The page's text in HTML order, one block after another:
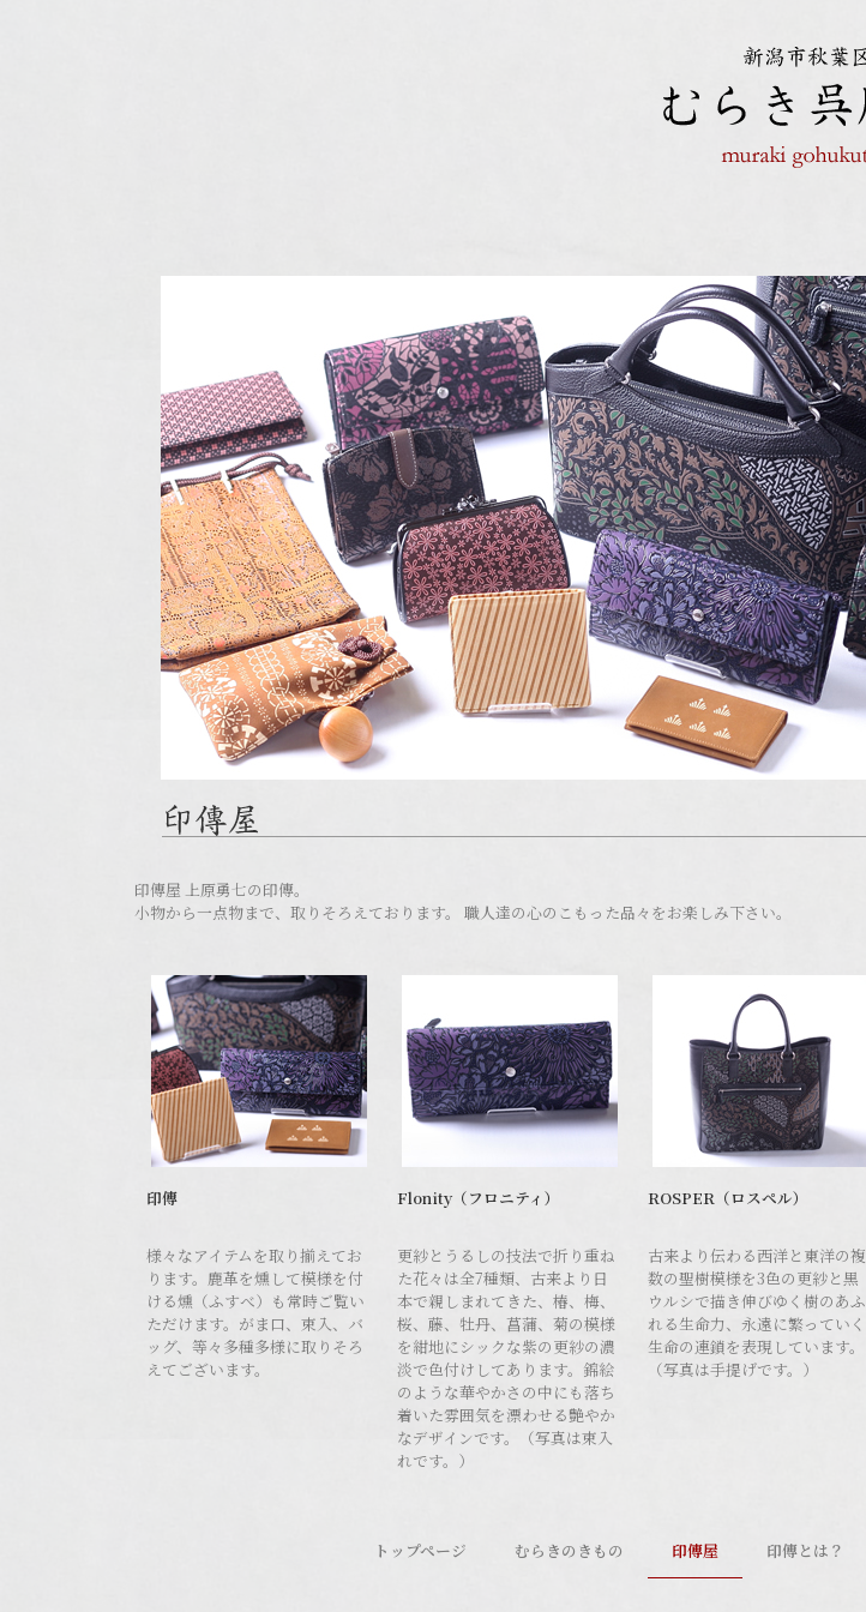
印傳屋 上原勇七の印傳。
小物から一点物まで、取りそろえております。 職人達の心のこもった品々をお楽しみ下さい。
印傳
様々なアイテムを取り揃えてお
ります。鹿革を燻して模様を付
ける燻（ふすべ）も常時ご覧い
ただけます。がま口、束入、バ
ッグ、等々多種多様に取りそろ
えてございます。
Flonity（フロニティ）
更紗とうるしの技法で折り重ね
た花々は全7種類、古来より日
本で親しまれてきた、椿、梅、
桜、藤、牡丹、菖蒲、菊の模様
を紺地にシックな紫の更紗の濃
淡で色付けしてあります。錦絵
のような華やかさの中にも落ち
着いた雰囲気を漂わせる艶やか
なデザインです。（写真は束入
れです。）
ROSPER（ロスペル）
古来より伝わる西洋と東洋の複
数の聖樹模様を3色の更紗と黒
ウルシで描き伸びゆく樹のあふ
れる生命力、永遠に繁っていく
生命の連鎖を表現しています。
（写真は手提げです。）
トップページ むらきのきもの 印傳屋 印傳とは？